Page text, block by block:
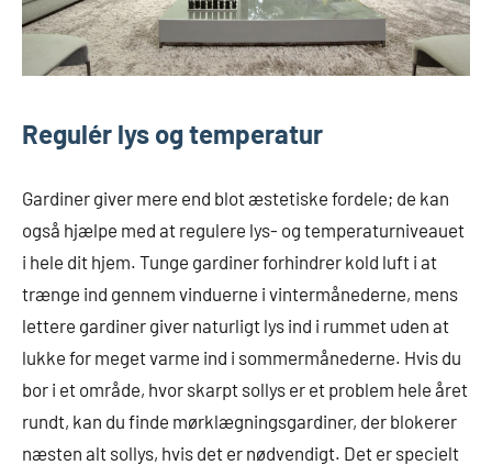
Regulér lys og temperatur
Gardiner giver mere end blot æstetiske fordele; de kan
også hjælpe med at regulere lys- og temperaturniveauet
i hele dit hjem. Tunge gardiner forhindrer kold luft i at
trænge ind gennem vinduerne i vintermånederne, mens
lettere gardiner giver naturligt lys ind i rummet uden at
lukke for meget varme ind i sommermånederne. Hvis du
bor i et område, hvor skarpt sollys er et problem hele året
rundt, kan du finde mørklægningsgardiner, der blokerer
næsten alt sollys, hvis det er nødvendigt. Det er specielt